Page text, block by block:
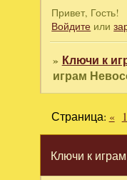
Привет, Гость!
Войдите или
» Ключи к
играм
Ключи к
Страница: « 1